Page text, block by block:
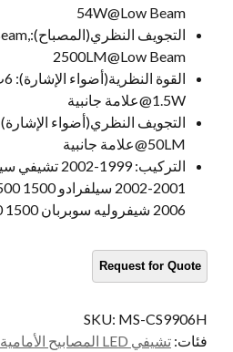
54W@Low Beam
التجويف النظري(المصباح):
2500LM@Low Beam
القوة النظرية(أضواء الإشارة):
1.5W@علامة جانبية
التجويف النظري(أضواء
50LM@علامة جانبية
التركيب:
2006 شيفروليه سوبربان 1500 2500 تاهو
SKU: MS-CS9906H
فئات: تشيفي LED المصابيح الأمامية